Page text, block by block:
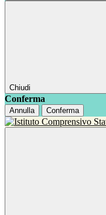
Chiudi
Conferma
Annulla Conferma